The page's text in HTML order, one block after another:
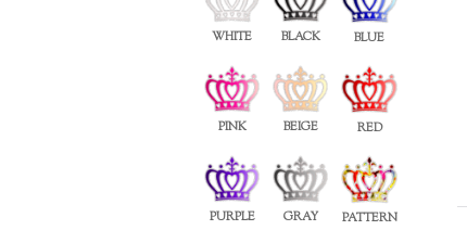
WHITE BLACK BLUE
PINK BEIGE RED
PURPLE GRAY PATTERN